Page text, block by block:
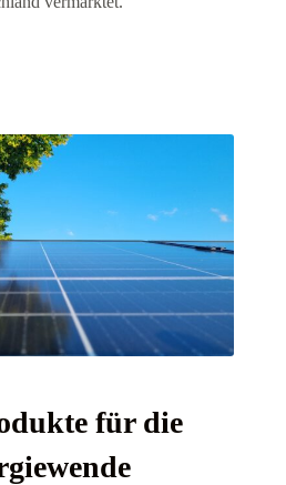
für die